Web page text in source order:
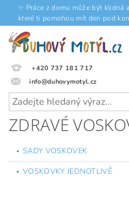
✨ Práce z domu může být klidná
které ti pomohou mít den pod
+420 737 181 717
info@duhovymotyl.cz
ZDRAVÉ
SADY VOSKOVEK
VOSKOVKY JEDNOTLIVĚ